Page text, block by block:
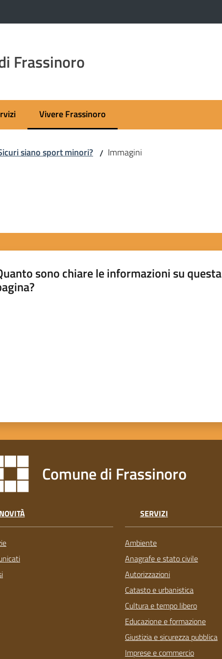
Frassinoro
Vivere Frassinoro
Menu selezionato
siano sport minori? / Immagini
sono chiare le informazioni su questa
Comune di Frassinoro
NOVITÀ SERVIZI
Ambiente
Anagrafe e stato civile
Autorizzazioni
Catasto e urbanistica
Cultura e tempo libero
Educazione e formazione
Giustizia e sicurezza pubblica
Imprese e commercio